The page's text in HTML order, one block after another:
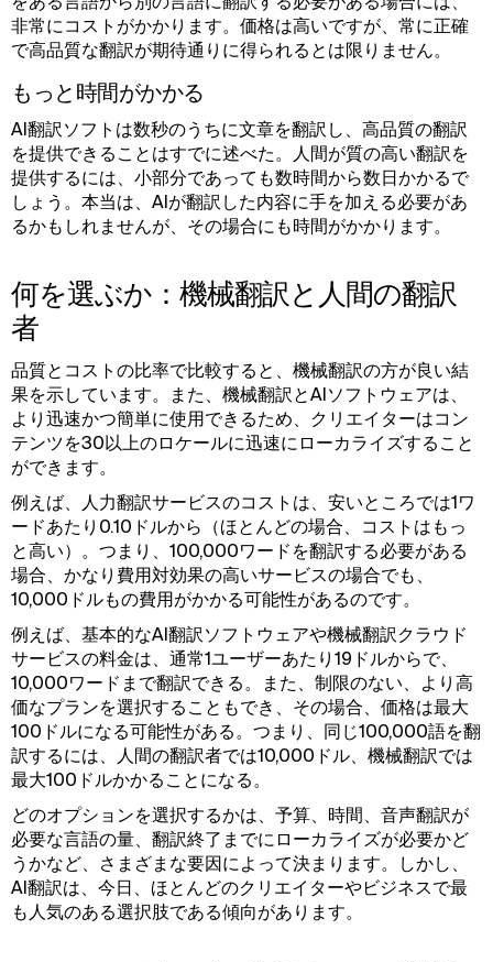
非常にコストがかかります。価格は高いですが、常に正確
で高品質な翻訳が期待通りに得られるとは限りません。
もっと時間がかかる
AI翻訳ソフトは数秒のうちに文章を翻訳し、高品質の翻訳
を提供できることはすでに述べた。人間が質の高い翻訳を
提供するには、小部分であっても数時間から数日かかるで
しょう。本当は、AIが翻訳した内容に手を加える必要があ
るかもしれませんが、その場合にも時間がかかります。
何を選ぶか：機械翻訳と人間の翻訳
者
品質とコストの比率で比較すると、機械翻訳の方が良い結
果を示しています。また、機械翻訳とAIソフトウェアは、
より迅速かつ簡単に使用できるため、クリエイターはコン
テンツを30以上のロケールに迅速にローカライズすること
ができます。
例えば、人力翻訳サービスのコストは、安いところでは1ワ
ードあたり0.10ドルから（ほとんどの場合、コストはもっ
と高い）。つまり、100,000ワードを翻訳する必要がある
場合、かなり費用対効果の高いサービスの場合でも、
10,000ドルもの費用がかかる可能性があるのです。
例えば、基本的なAI翻訳ソフトウェアや機械翻訳クラウド
サービスの料金は、通常1ユーザーあたり19ドルからで、
10,000ワードまで翻訳できる。また、制限のない、より高
価なプランを選択することもでき、その場合、価格は最大
100ドルになる可能性がある。つまり、同じ100,000語を翻
訳するには、人間の翻訳者では10,000ドル、機械翻訳では
最大100ドルかかることになる。
どのオプションを選択するかは、予算、時間、音声翻訳が
必要な言語の量、翻訳終了までにローカライズが必要かど
うかなど、さまざまな要因によって決まります。しかし、
AI翻訳は、今日、ほとんどのクリエイターやビジネスで最
も人気のある選択肢である傾向があります。